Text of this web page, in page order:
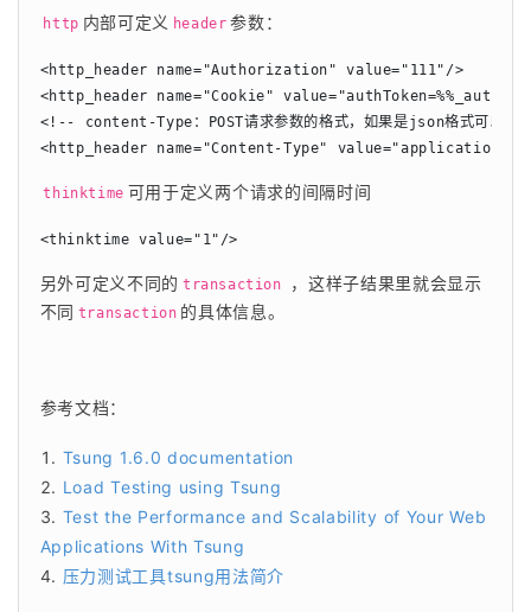
http 内部可定义 header 参数：
<http_header name="Authorization" value="111"/>
<http_header name="Cookie"
<!-- content-Type：POST请求参数的格式，如果是json格式可以这
<http_header name="Content-Type" value="application/
thinktime 可用于定义两个请求的间隔时间
<thinktime value="1"/>
另外可定义不同的 transaction
，这样子结果里就会显示
不同 transaction 的具体信息。
参考文档：
Tsung 1.6.0 documentation
Load Testing using Tsung
Test the Performance and Scalability of Your Web
Applications With Tsung
压力测试工具tsung用法简介